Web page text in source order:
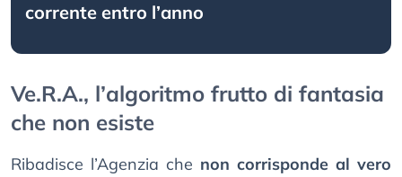
corrente entro l’anno
Ve.R.A., l’algoritmo frutto di fantasia
che non esiste
Ribadisce l’Agenzia che non corrisponde al vero